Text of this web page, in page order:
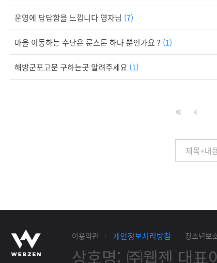
운영에 답답함을 느낍니다 영자님 (7)
마을 이동하는 수단은 룬스톤 하나 뿐인가요 ? (1)
해방군포고문 구하는곳 알려주세요 (1)
이용약관 개인정보처리방침 청소년보
상호명: ㈜웹젠 대표